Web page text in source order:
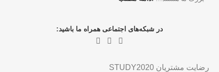
در شبکه‌های اجتماعی همراه ما باشید:
رضایت مشتریان STUDY2020